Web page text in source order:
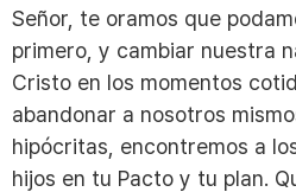
Señor, te oramos que
primero, y cambiar nuestra
Cristo en los momentos
abandonar a nosotros
hipócritas, encontremos a
hijos en tu Pacto y tu plan.